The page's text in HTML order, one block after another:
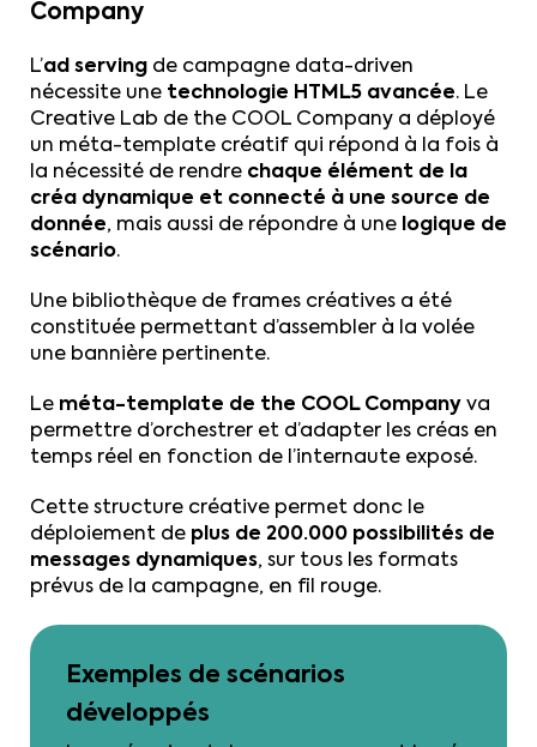
Company
L’ad serving de campagne data-driven
nécessite une technologie HTML5 avancée. Le
Creative Lab de the COOL Company a déployé
un méta-template créatif qui répond à la fois à
la nécessité de rendre chaque élément de la
créa dynamique et connecté à une source de
donnée, mais aussi de répondre à une logique de
scénario.
Une bibliothèque de frames créatives a été
constituée permettant d’assembler à la volée
une bannière pertinente.
Le méta-template de the COOL Company va
permettre d’orchestrer et d’adapter les créas en
temps réel en fonction de l’internaute exposé.
Cette structure créative permet donc le
déploiement de plus de 200.000 possibilités de
messages dynamiques, sur tous les formats
prévus de la campagne, en fil rouge.
Exemples de scénarios
développés